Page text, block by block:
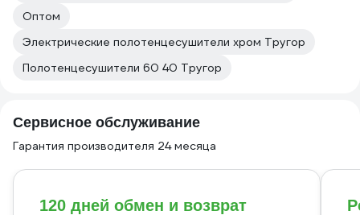
Оптом
Электрические полотенцесушители хром Тругор
Полотенцесушители 60 40 Тругор
Сервисное обслуживание
Гарантия производителя 24 месяца
120 дней обмен и возврат